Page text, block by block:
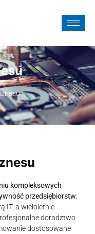
kompleksowych
przedsiębiorstw.
IT, a wieloletnie
doradztwo
dostosowane